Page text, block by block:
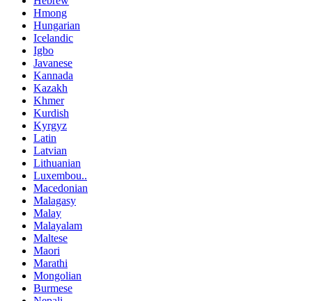
Hmong
Hungarian
Icelandic
Igbo
Javanese
Kannada
Kazakh
Khmer
Kurdish
Kyrgyz
Latin
Latvian
Lithuanian
Luxembou..
Macedonian
Malagasy
Malay
Malayalam
Maltese
Maori
Marathi
Mongolian
Burmese